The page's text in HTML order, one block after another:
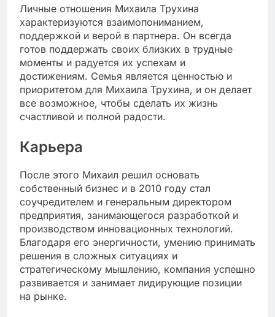
Личные отношения Михаила Трухина
характеризуются взаимопониманием,
поддержкой и верой в партнера. Он всегда
готов поддержать своих близких в трудные
моменты и радуется их успехам и
достижениям. Семья является ценностью и
приоритетом для Михаила Трухина, и он делает
все возможное, чтобы сделать их жизнь
счастливой и полной радости.
Карьера
После этого Михаил решил основать
собственный бизнес и в 2010 году стал
соучредителем и генеральным директором
предприятия, занимающегося разработкой и
производством инновационных технологий.
Благодаря его энергичности, умению принимать
решения в сложных ситуациях и
стратегическому мышлению, компания успешно
развивается и занимает лидирующие позиции
на рынке.